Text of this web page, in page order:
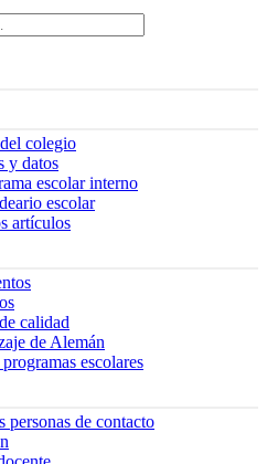
colegio
y datos
escolar interno
escolar
artículos
calidad
de Alemán
escolares
personas de contacto